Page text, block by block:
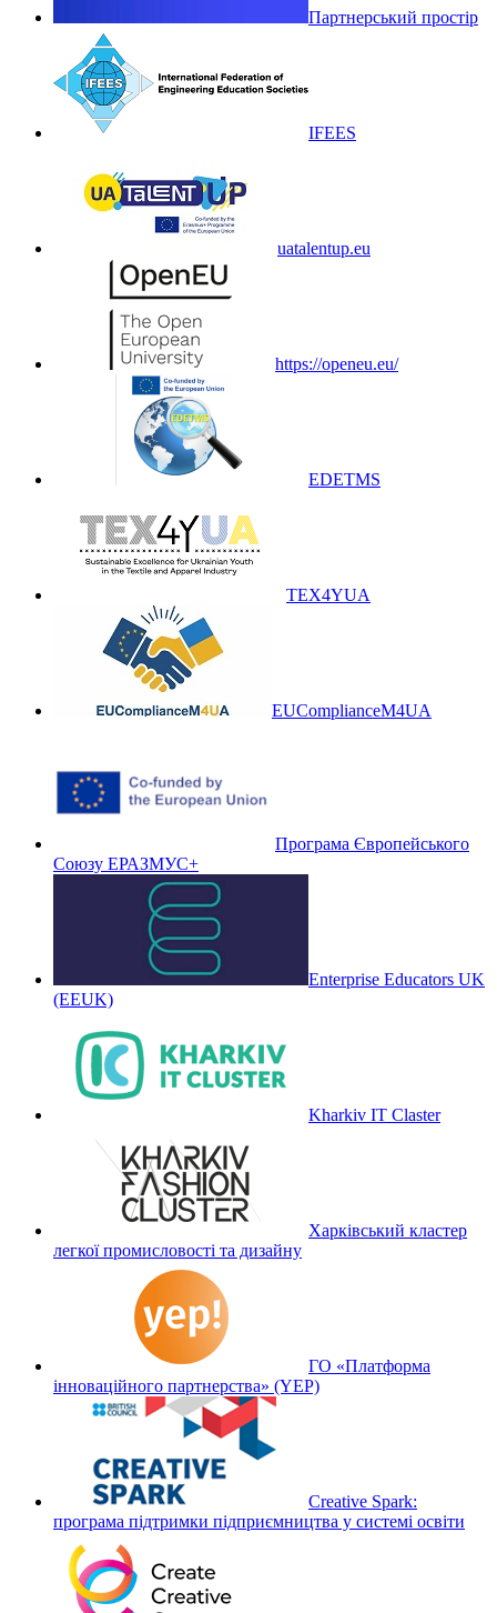
Партнерський простір
IFEES
uatalentup.eu
https://openeu.eu/
EDETMS
TEX4YUA
EUComplianceM4UA
Програма Європейського
Союзу ЕРАЗМУС+
Enterprise Educators UK
(EEUK)
Kharkiv IT Claster
Харківський кластер
легкої промисловості та дизайну
ГО «Платформа
інноваційного партнерства» (YEP)
Creative Spark:
програма підтримки підприємництва у системі освіти